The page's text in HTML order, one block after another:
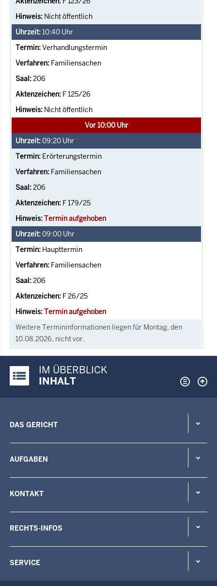
Nicht öffentlich
10:40 Uhr
Verhandlungstermin
Familiensachen
206
F 125/26
Nicht öffentlich
Vor 10:00 Uhr
09:20 Uhr
Erörterungstermin
Familiensachen
206
F 179/25
Termin aufgehoben
09:00 Uhr
Haupttermin
Familiensachen
206
F 26/25
Termin aufgehoben
Weitere Termininformationen liegen für Montag, den
10.08.2026, nicht vor.
Justiz-Portal im Überblick:
IM ÜBERBLICK
INHALT
DAS GERICHT
AUFGABEN
KONTAKT
RECHTS-INFOS
SERVICE